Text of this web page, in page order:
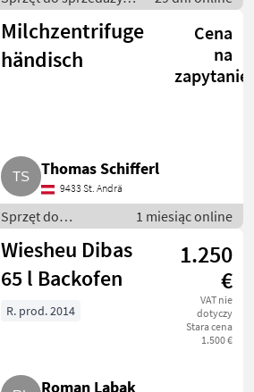
pośredniej / Inny
sprzęt do sprzedaży
pośredniej
Milchzentrifuge
händisch
Cena
na
zapytanie
Thomas Schifferl
9433 St. Andrä
Sprzęt do
sprzedaży
pośredniej / Inny
sprzęt do
sprzedaży
pośredniej
1 miesiąc online
Wiesheu Dibas
65 l Backofen
1.250
€
VAT nie
dotyczy
Stara cena
1.500 €
R. prod. 2014
Roman Labak